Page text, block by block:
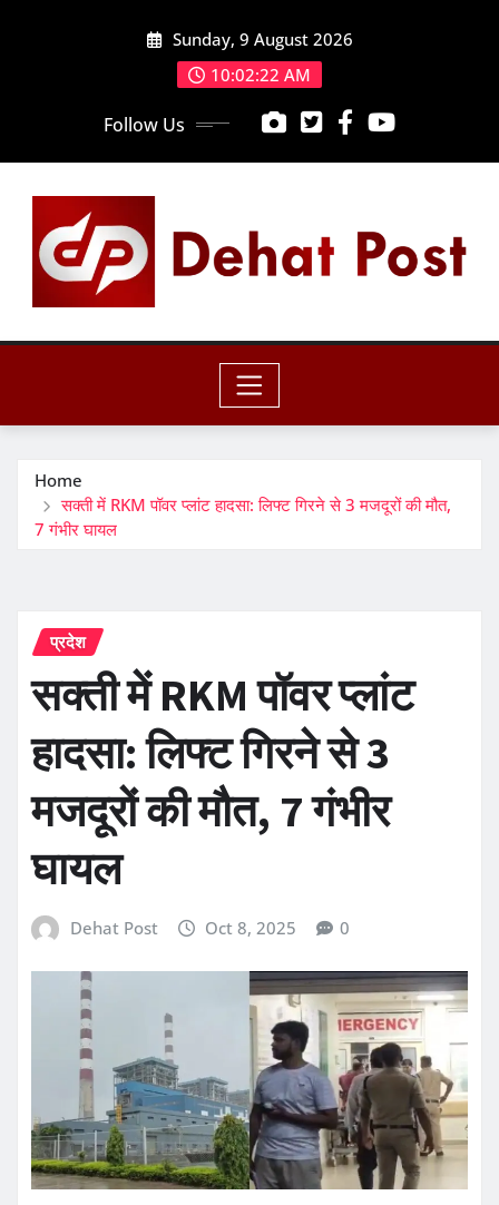
Sunday, 9 August 2026
10:02:24 AM
Follow Us
Home
सक्ती में RKM पॉवर प्लांट हादसा: लिफ्ट गिरने से 3 मजदूरों की मौत,
7 गंभीर घायल
प्रदेश
सक्ती में RKM पॉवर प्लांट
हादसा: लिफ्ट गिरने से 3
मजदूरों की मौत, 7 गंभीर
घायल
Dehat Post Oct 8, 2025 0